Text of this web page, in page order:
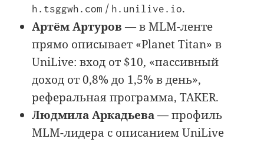
h.tsggwh.com / h.unilive.io.
Артём Артуров — в MLM-ленте
прямо описывает «Planet Titan» в
UniLive: вход от $10, «пассивный
доход от 0,8% до 1,5% в день»,
реферальная программа, TAKER.
Людмила Аркадьева— профиль
MLM-лидера с описанием UniLive